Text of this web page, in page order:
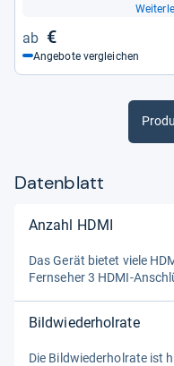
€
Angebote vergleichen
Datenblatt
Anzahl HDMI
Das Gerät bie­tet viele
Fern­se­her 3 HDMI-​
Bildwiederholrate
Die Bild­wie­der­hol­rate ist